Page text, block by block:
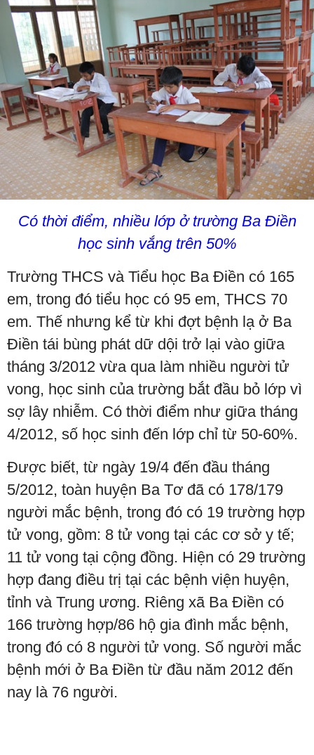
Có thời điểm, nhiều lớp ở trường Ba Điền
học sinh vắng trên 50%
Trường THCS và Tiểu học Ba Điền có 165
em, trong đó tiểu học có 95 em, THCS 70
em. Thế nhưng kể từ khi đợt bệnh lạ ở Ba
Điền tái bùng phát dữ dội trở lại vào giữa
tháng 3/2012 vừa qua làm nhiều người tử
vong, học sinh của trường bắt đầu bỏ lớp vì
sợ lây nhiễm. Có thời điểm như giữa tháng
4/2012, số học sinh đến lớp chỉ từ 50-60%.
Được biết, từ ngày 19/4 đến đầu tháng
5/2012, toàn huyện Ba Tơ đã có 178/179
người mắc bệnh, trong đó có 19 trường hợp
tử vong, gồm: 8 tử vong tại các cơ sở y tế;
11 tử vong tại cộng đồng. Hiện có 29 trường
hợp đang điều trị tại các bệnh viện huyện,
tỉnh và Trung ương. Riêng xã Ba Điền có
166 trường hợp/86 hộ gia đình mắc bệnh,
trong đó có 8 người tử vong. Số người mắc
bệnh mới ở Ba Điền từ đầu năm 2012 đến
nay là 76 người.